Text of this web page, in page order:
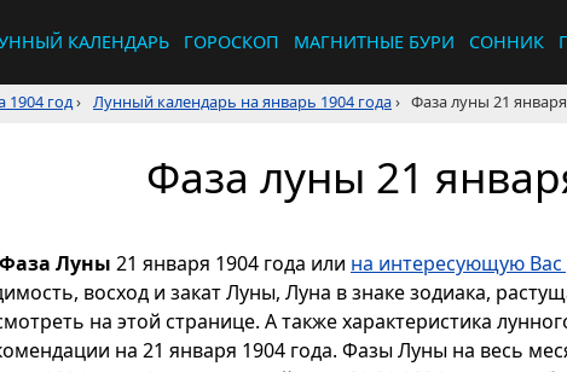
КАЛЕНДАРЬ ГОРОСКОП МАГНИТНЫЕ БУРИ СОННИК
1904 год› Лунный календарь на январь 1904 года› Фаза луны 21
Фаза луны 21
Фаза Луны 21 января 1904 года или на интересующую Вас
восход и закат Луны, Луна в знаке зодиака,
на этой странице. А также характеристика
на 21 января 1904 года. Фазы Луны на весь